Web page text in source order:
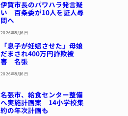
伊賀市長のパワハラ発言疑
い 百条委が10人を証人尋
問へ
2026年8月6日
「息子が妊娠させた」母娘
だまされ400万円詐欺被
害 名張
2026年8月6日
名張市、給食センター整備
へ実施計画案 14小学校集
約の年次計画も